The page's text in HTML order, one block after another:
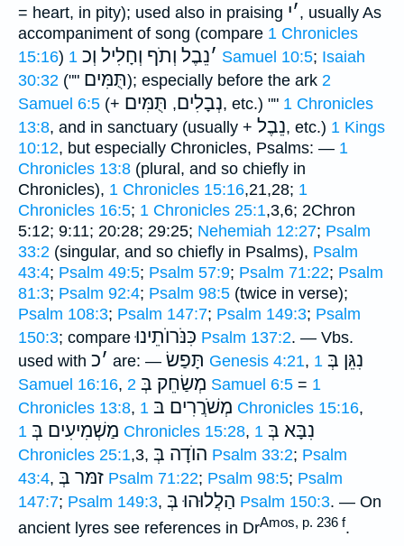
= heart, in pity); used also in praising
׳י , usually As
accompaniment of song (compare 1 Chronicles
15:16) ׳נֵבֶל וְתֹף וְחָלִיל וְכ 1 Samuel 10:5; Isaiah
30:32 ("" תֻּמִּים); especially before the ark 2
Samuel 6:5 (+ נְבָלִים, תֻּמִּים , etc.) "" 1 Chronicles
13:8, and in sanctuary (usually + נֵבֶל, etc.) 1 Kings
10:12, but especially Chronicles, Psalms: — 1
Chronicles 13:8 (plural, and so chiefly in
Chronicles), 1 Chronicles 15:16,21,28; 1
Chronicles 16:5; 1 Chronicles 25:1,3,6; 2Chron
5:12; 9:11; 20:28; 29:25; Nehemiah 12:27; Psalm
33:2 (singular, and so chiefly in Psalms), Psalm
43:4; Psalm 49:5; Psalm 57:9; Psalm 71:22; Psalm
81:3; Psalm 92:4; Psalm 98:5 (twice in verse);
Psalm 108:3; Psalm 147:7; Psalm 149:3; Psalm
150:3; compareכִּנֹּרוֺתֵינוּ Psalm 137:2. — Vbs.
used with
׳כ are: — תָּפַשׂ Genesis 4:21, נִגֵּן בְּ 1
Samuel 16:16, מְשַׂחֵק בְּ 2 Samuel 6:5 = 1
Chronicles 13:8, מְשֹׁרֲרִים בּ 1 Chronicles 15:16,
מַשְׁמִיעִים בְּ 1 Chronicles 15:28, נִבָּא בְּ 1
Chronicles 25:1,3, הוֺדָה בְּ Psalm 33:2; Psalm
43:4, זמּר בְּ Psalm 71:22; Psalm 98:5; Psalm
147:7; Psalm 149:3, הַלֲלוּהוּ בְּ Psalm 150:3. — On
ancient lyres see references in DrAmos, p. 236 f.